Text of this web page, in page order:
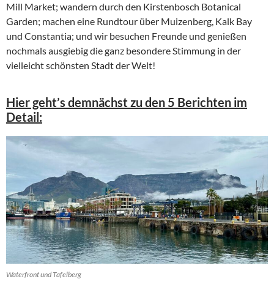
Mill Market; wandern durch den Kirstenbosch Botanical
Garden; machen eine Rundtour über Muizenberg, Kalk Bay
und Constantia; und wir besuchen Freunde und genießen
nochmals ausgiebig die ganz besondere Stimmung in der
vielleicht schönsten Stadt der Welt!
Hier geht’s demnächst zu den 5 Berichten im
Detail:
Waterfront und Tafelberg